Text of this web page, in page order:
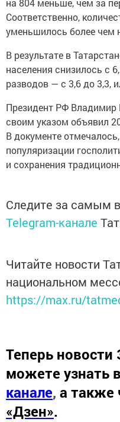
на 804 меньше, чем за
Соответственно,
уменьшилось более чем
В результате в
населения снизилось с
разводов — с 3,6 до 3,3,
Президент РФ Владимир
своим указом объявил
В документе
популяризации
и сохранения
Следите за самым
Telegram-канале
Читайте новости
национальном
https://max.ru/
Теперь новости
можете узнать
канале, а также
«Дзен».